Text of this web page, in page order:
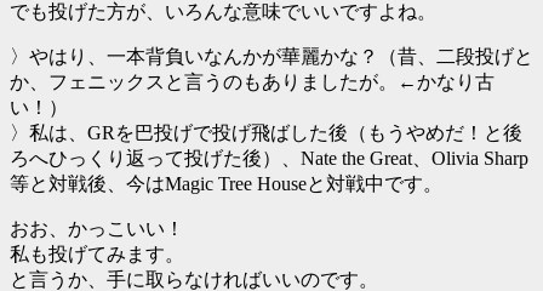
でも投げた方が、いろんな意味でいいですよね。
〉やはり、一本背負いなんかが華麗かな？（昔、二段投げと
か、フェニックスと言うのもありましたが。←かなり古
い！）
〉私は、GRを巴投げで投げ飛ばした後（もうやめだ！と後
ろへひっくり返って投げた後）、Nate the Great、Olivia Sharp
等と対戦後、今はMagic Tree Houseと対戦中です。
おお、かっこいい！
私も投げてみます。
と言うか、手に取らなければいいのです。